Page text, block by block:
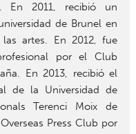
En 2011, recibió un
de Brunel en
artes. En 2012, fue
por el Club
En 2013, recibió el
de la Universidad de
Terenci Moix de
Press Club por